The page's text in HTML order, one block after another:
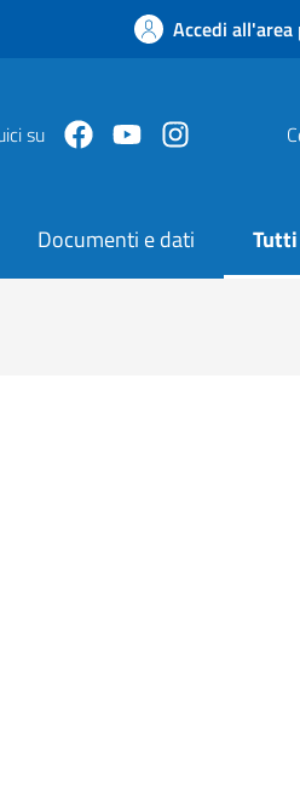
Accedi all'area
su FacebookYoutubeInstagram
Documenti e dati